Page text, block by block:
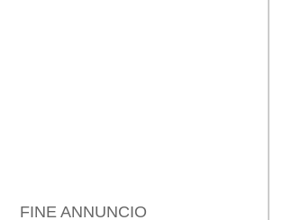
FINE ANNUNCIO